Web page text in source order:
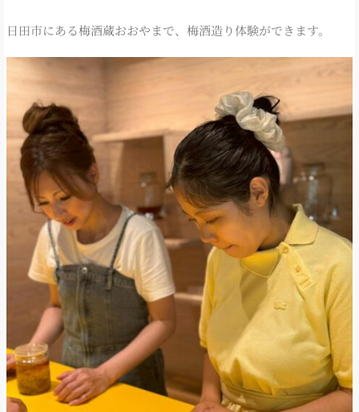
日田市にある梅酒蔵おおやまで、梅酒造り体験ができます。